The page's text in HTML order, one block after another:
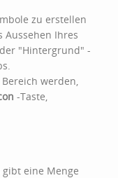
zu erstellen
Aussehen Ihres
"Hintergrund" -
Bereich werden,
-Taste,
gibt eine Menge